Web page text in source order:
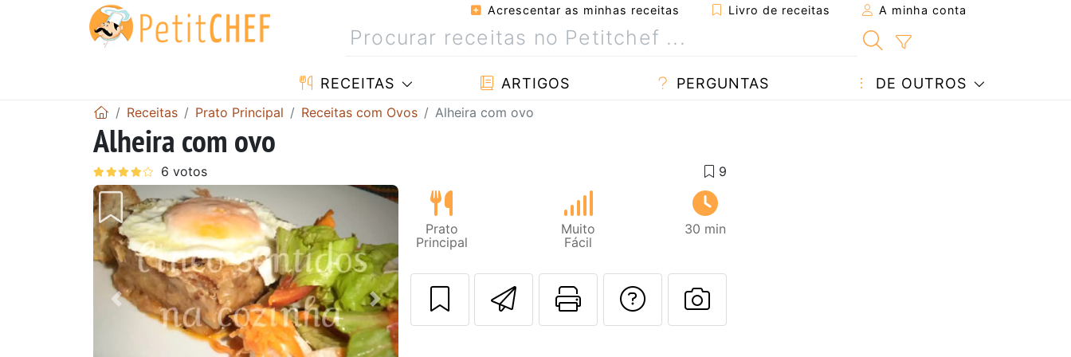
Acrescentar as minhas receitas Livro de receitas A minha conta
RECEITAS ARTIGOS PERGUNTAS DE OUTROS
Receitas Prato Principal Receitas com Ovos Alheira com ovo
Alheira com ovo
Anterior Next
Prato
Principal
Muito
Fácil
30 min
Enviar esta receita a um amigo
Imprima esta página
Falar com o autor da receita
Fez esta receita? Compartilhe